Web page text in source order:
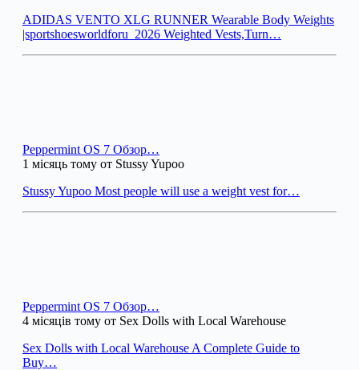
ADIDAS VENTO XLG RUNNER Wearable Body Weights
|sportshoesworldforu_2026 Weighted Vests,Turn…
Peppermint OS 7 Обзор…
1 місяць тому от Stussy Yupoo
Stussy Yupoo Most people will use a weight vest for…
Peppermint OS 7 Обзор…
4 місяців тому от Sex Dolls with Local Warehouse
Sex Dolls with Local Warehouse A Complete Guide to
Buy…